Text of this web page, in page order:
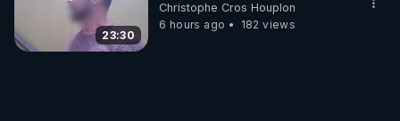
23:30
Christophe Cros Houplon
6 hours ago
182 views